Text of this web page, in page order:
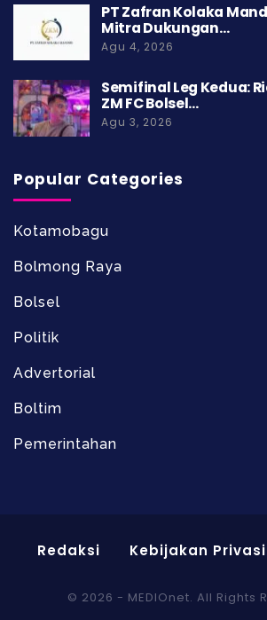
PT Zafran Kolaka
Mitra Dukungan…
Agu 4, 2026
Semifinal Leg Kedua:
ZM FC Bolsel…
Agu 3, 2026
Popular Categories
Kotamobagu
Bolmong Raya
Bolsel
Politik
Advertorial
Boltim
Pemerintahan
Redaksi Kebijakan Privasi
© 2026 - MEDIOnet. All Rights